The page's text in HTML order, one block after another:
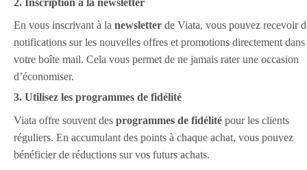
En vous inscrivant à la newsletter de Viata, vous pouvez recevoir
notifications sur les nouvelles offres et promotions directement dans
votre boîte mail. Cela vous permet de ne jamais rater une occasion
d’économiser.
3. Utilisez les programmes de fidélité
Viata offre souvent des programmes de fidélité pour les clients
réguliers. En accumulant des points à chaque achat, vous pouvez
bénéficier de réductions sur vos futurs achats.